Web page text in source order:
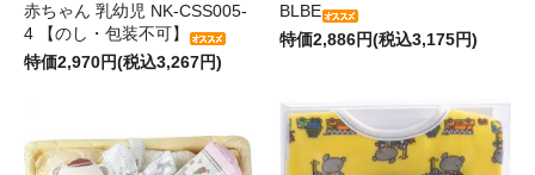
赤ちゃん 乳幼児 NK-CSS005-
4 【のし・包装不可】
特価2,970円(税込3,267円)
BLBE
特価2,886円(税込3,175円)